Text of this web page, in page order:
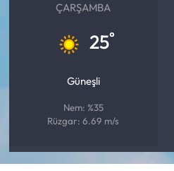
ÇARŞAMBA
25°
Güneşli
Nem: %35
Rüzgar: 6.69 m/s